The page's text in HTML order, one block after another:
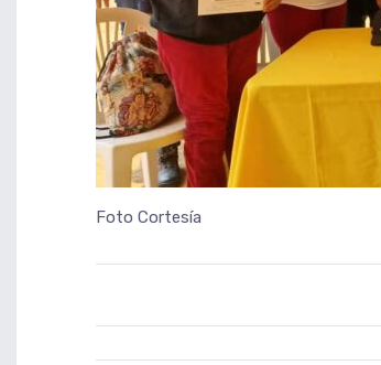
Foto Cortesía